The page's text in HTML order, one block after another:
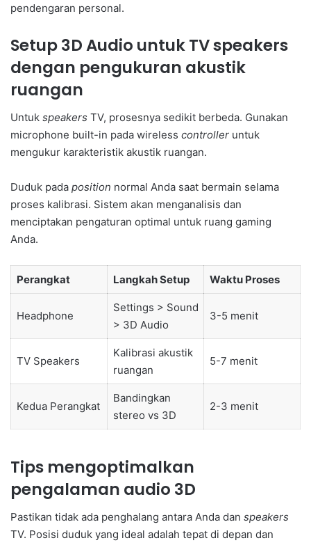
pendengaran personal.
Setup 3D Audio untuk TV speakers
dengan pengukuran akustik
ruangan
Untuk speakers TV, prosesnya sedikit berbeda. Gunakan
microphone built-in pada wireless controller untuk
mengukur karakteristik akustik ruangan.
Duduk pada position normal Anda saat bermain selama
proses kalibrasi. Sistem akan menganalisis dan
menciptakan pengaturan optimal untuk ruang gaming
Anda.
Perangkat Langkah Setup Waktu Proses
Headphone
Settings > Sound
> 3D Audio
3-5 menit
TV Speakers
Kalibrasi akustik
ruangan
5-7 menit
Kedua Perangkat
Bandingkan
stereo vs 3D
2-3 menit
Tips mengoptimalkan
pengalaman audio 3D
Pastikan tidak ada penghalang antara Anda dan speakers
TV. Posisi duduk yang ideal adalah tepat di depan dan